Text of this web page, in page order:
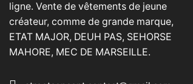
ligne. Vente de vêtements de jeune
créateur, comme de grande marque,
ETAT MAJOR, DEUH PAS, SEHORSE
MAHORE, MEC DE MARSEILLE.